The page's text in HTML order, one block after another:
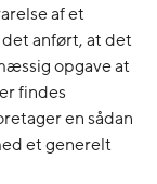
af et
anført, at det
opgave at
findes
en sådan
et generelt